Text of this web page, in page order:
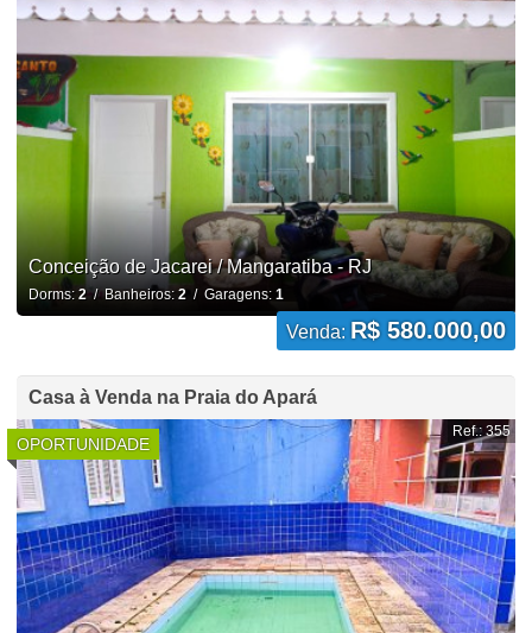
Conceição de Jacarei / Mangaratiba - RJ
Dorms: 2/ Banheiros: 2/ Garagens: 1
Venda: R$ 580.000,00
Casa à Venda na Praia do Apará
OPORTUNIDADE
Ref.: 355